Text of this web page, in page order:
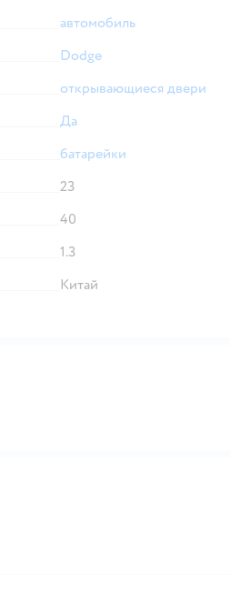
автомобиль
Dodge
открывающиеся двери
Да
батарейки
23
40
1.3
Китай